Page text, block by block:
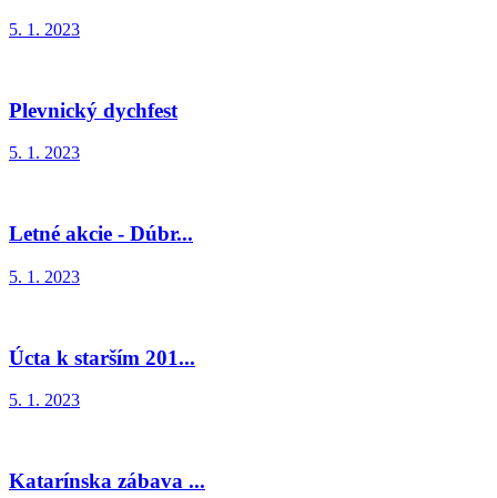
5. 1. 2023
Plevnický dychfest
5. 1. 2023
Letné akcie - Dúbr...
5. 1. 2023
Úcta k starším 201...
5. 1. 2023
Katarínska zábava ...